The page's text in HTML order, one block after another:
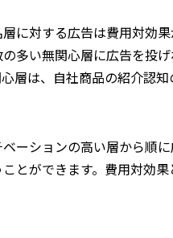
に対する広告は費用対効
多い無関心層に広告を投
層は、自社商品の紹介認
ーションの高い層から順
とができます。費用対効